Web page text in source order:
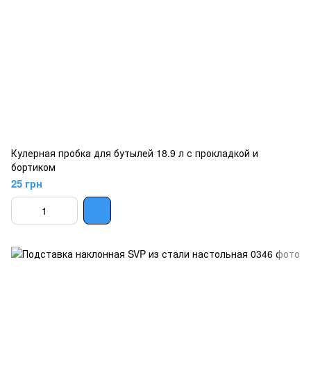
Кулерная пробка для бутылей 18.9 л с прокладкой и
бортиком
25 грн